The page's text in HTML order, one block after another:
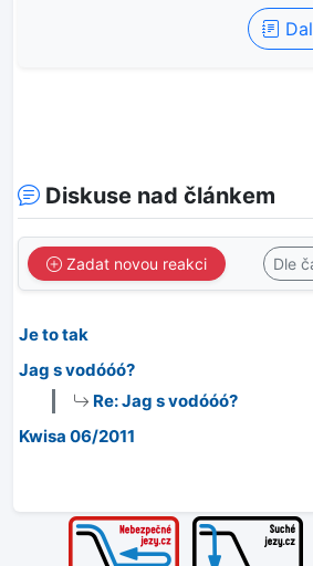
Diskuse nad článkem
Zadat novou reakci Dle
Je to tak
Jag s vodóóó?
Re: Jag s vodóóó?
Kwisa 06/2011